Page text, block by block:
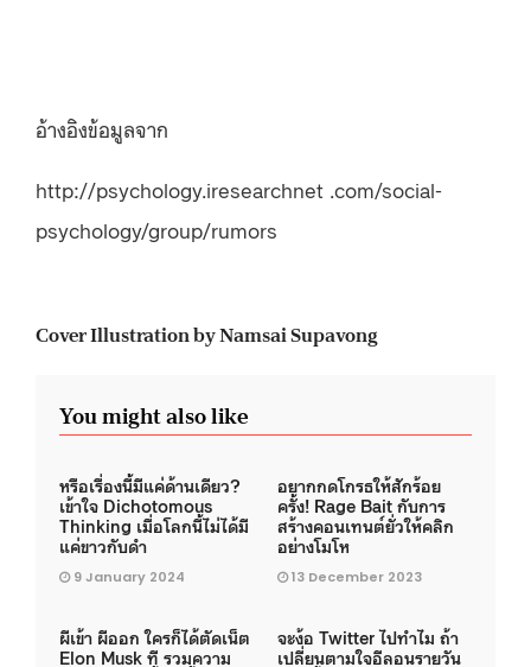
อ้างอิงข้อมูลจาก
http://psychology.iresearchnet .com/social-
psychology/group/rumors
Cover Illustration by Namsai Supavong
You might also like
หรือเรื่องนี้มีแค่ด้านเดียว?
เข้าใจ Dichotomous
Thinking เมื่อโลกนี้ไม่ได้มี
แค่ขาวกับดำ
9 January 2024
อยากกดโกรธให้สักร้อย
ครั้ง! Rage Bait กับการ
สร้างคอนเทนต์ยั่วให้คลิก
อย่างโมโห
13 December 2023
ผีเข้า ผีออก ใครก็ได้ตัดเน็ต
Elon Musk ที รวมความ
จะง้อ Twitter ไปทำไม ถ้า
เปลี่ยนตามใจอีลอนรายวัน